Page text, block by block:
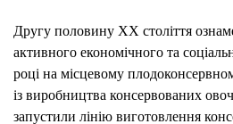
Другу половину XX століття
активного економічного та
році на місцевому
із виробництва консервованих
запустили лінію виготовлення